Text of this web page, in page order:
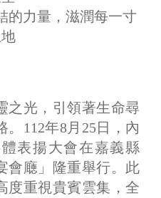
的力量，滋潤每一寸
之光，引領著生命尋
112年8月25日，內
表揚大會在嘉義縣
會廰」隆重舉行。此
度重視貴賓雲集，全